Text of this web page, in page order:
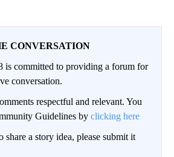
CONVERSATION
committed to providing a forum for
conversation.
respectful and relevant. You
Guidelines by clicking here
a story idea, please submit it